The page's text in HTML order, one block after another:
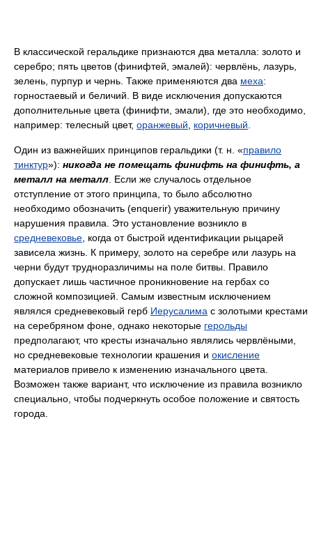
В классической геральдике признаются два металла: золото и
серебро; пять цветов (финифтей, эмалей): червлёнь, лазурь,
зелень, пурпур и чернь. Также применяются два меха:
горностаевый и беличий. В виде исключения допускаются
дополнительные цвета (финифти, эмали), где это необходимо,
например: телесный цвет, оранжевый коричневый
Один из важнейших принципов геральдики (т. н. «правило
тинктур»): никогда не помещать финифть на финифть, а
металл на металл . Если же случалось отдельное
отступление от этого принципа, то было абсолютно
необходимо обозначить (enquerir) уважительную причину
нарушения правила. Это установление возникло в
средневековье , когда от быстрой идентификации рыцарей
зависела жизнь. К примеру, золото на серебре или лазурь на
черни будут трудноразличимы на поле битвы. Правило
допускает лишь частичное проникновение на гербах со
сложной композицией. Самым известным исключением
являлся средневековый герб Иерусалима с золотыми крестами
на серебряном фоне, однако некоторые герольды
предполагают, что кресты изначально являлись червлёными,
но средневековые технологии крашения и окисление
материалов привело к изменению изначального цвета.
Возможен также вариант, что исключение из правила возникло
специально, чтобы подчеркнуть особое положение и святость
города.